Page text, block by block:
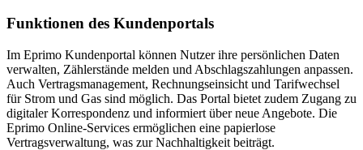
Funktionen des Kundenportals
Im Eprimo Kundenportal können Nutzer ihre persönlichen Daten
verwalten, Zählerstände melden und Abschlagszahlungen anpassen.
Auch Vertragsmanagement, Rechnungseinsicht und Tarifwechsel
für Strom und Gas sind möglich. Das Portal bietet zudem Zugang zu
digitaler Korrespondenz und informiert über neue Angebote. Die
Eprimo Online-Services ermöglichen eine papierlose
Vertragsverwaltung, was zur Nachhaltigkeit beiträgt.